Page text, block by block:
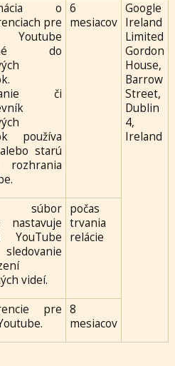
o
pre
Youtube
do
či
používa
starú
rozhrania
6
mesiacov
Google
Ireland
Limited
Gordon
House,
Barrow
Street,
Dublin
4,
Ireland
súbor
nastavuje
YouTube
videí.
počas
trvania
relácie
pre 8
mesiacov